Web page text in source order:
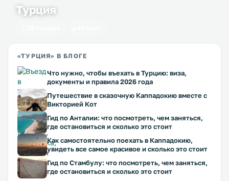
Турция
«ТУРЦИЯ» В БЛОГЕ
Что нужно, чтобы въехать в Турцию: виза,
документы и правила 2026 года
Путешествие в сказочную Каппадокию вместе с
Викторией Кот
Гид по Анталии: что посмотреть, чем заняться,
где остановиться и сколько это стоит
Как самостоятельно поехать в Каппадокию,
увидеть все самое красивое и сколько это стоит
Гид по Стамбулу: что посмотреть, чем заняться,
где остановиться и сколько это стоит